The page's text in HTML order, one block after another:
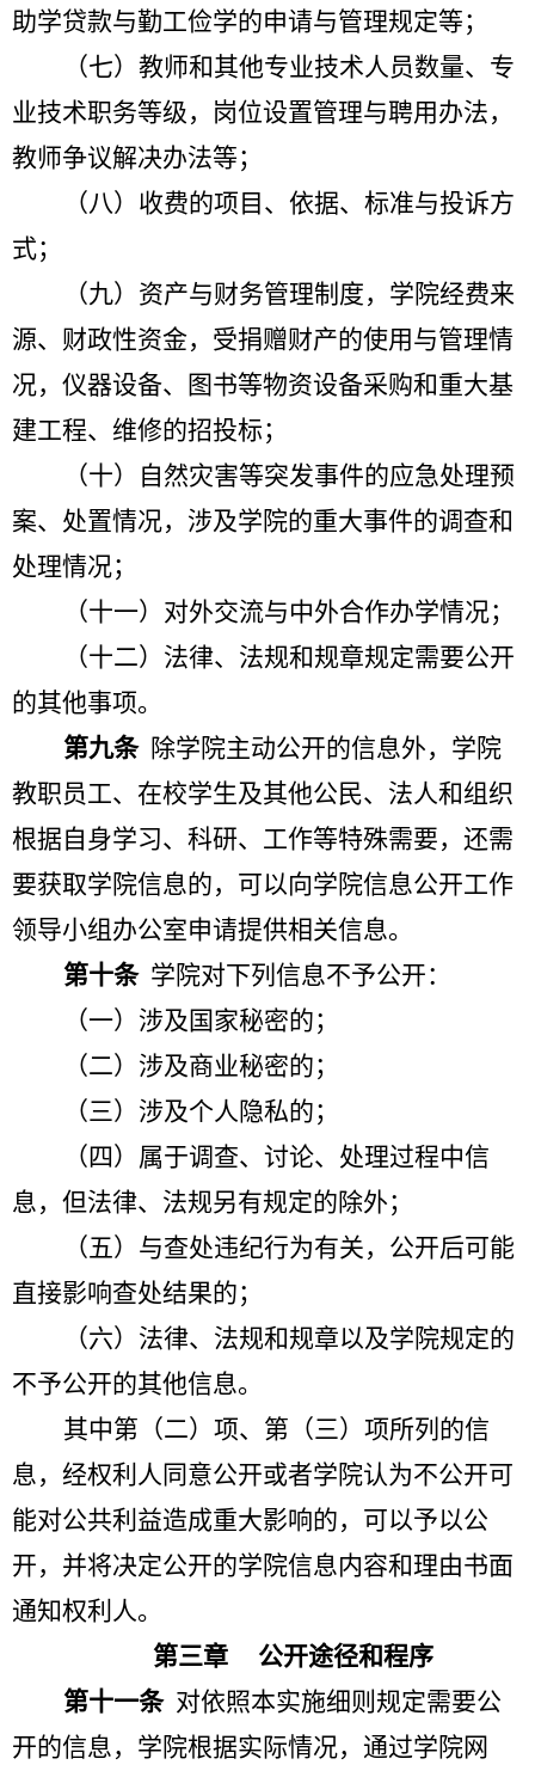
助学贷款与勤工俭学的申请与管理规定等；
（七）教师和其他专业技术人员数量、专
业技术职务等级，岗位设置管理与聘用办法，
教师争议解决办法等；
（八）收费的项目、依据、标准与投诉方
式；
（九）资产与财务管理制度，学院经费来
源、财政性资金，受捐赠财产的使用与管理情
况，仪器设备、图书等物资设备采购和重大基
建工程、维修的招投标；
（十）自然灾害等突发事件的应急处理预
案、处置情况，涉及学院的重大事件的调查和
处理情况；
（十一）对外交流与中外合作办学情况；
（十二）法律、法规和规章规定需要公开
的其他事项。
第九条 除学院主动公开的信息外，学院
教职员工、在校学生及其他公民、法人和组织
根据自身学习、科研、工作等特殊需要，还需
要获取学院信息的，可以向学院信息公开工作
领导小组办公室申请提供相关信息。
第十条 学院对下列信息不予公开：
（一）涉及国家秘密的；
（二）涉及商业秘密的；
（三）涉及个人隐私的；
（四）属于调查、讨论、处理过程中信
息，但法律、法规另有规定的除外；
（五）与查处违纪行为有关，公开后可能
直接影响查处结果的；
（六）法律、法规和规章以及学院规定的
不予公开的其他信息。
其中第（二）项、第（三）项所列的信
息，经权利人同意公开或者学院认为不公开可
能对公共利益造成重大影响的，可以予以公
开，并将决定公开的学院信息内容和理由书面
通知权利人。
第三章
公开途径和程序
第十一条 对依照本实施细则规定需要公
开的信息，学院根据实际情况，通过学院网